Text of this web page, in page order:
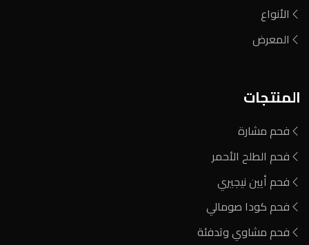
الأنواع
المعرض
المنتجات
فحم مشارة
فحم الطلح الأحمر
فحم أيين نيجيري
فحم كودا صومالي
فحم مشاوي وتدفئة